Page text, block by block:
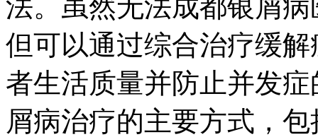
法。虽然无法成都银屑
但可以通过综合治疗缓
者生活质量并防止并发
屑病治疗的主要方式，